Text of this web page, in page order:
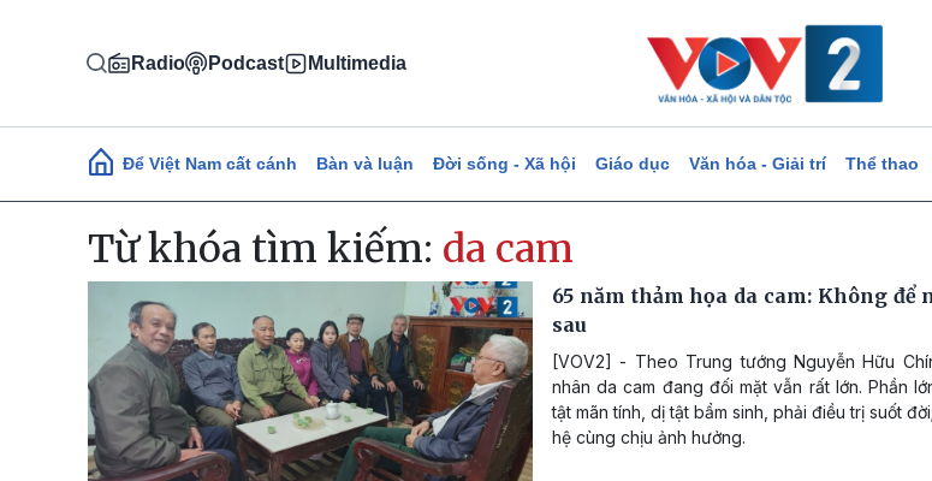
Radio Podcast Multimedia
Main navigation
Để Việt Nam cất cánh Bàn và luận Đời sống - Xã hội Giáo dục Văn hóa - Giải trí Thể thao
Từ khóa tìm kiếm: da cam
65 năm thảm họa da cam: Không
sau
[VOV2] - Theo Trung tướng Nguyễn Hữu
nhân da cam đang đối mặt vẫn rất lớn. Phần
tật mãn tính, dị tật bẩm sinh, phải điều trị suốt
hệ cùng chịu ảnh hưởng.